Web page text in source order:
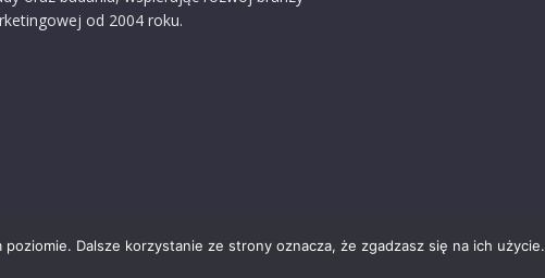
od 2004 roku.
O nas Reklama Zastrzeżenia prawne
Dalsze korzystanie ze strony oznacza, że zgadzasz się na ich użycie.